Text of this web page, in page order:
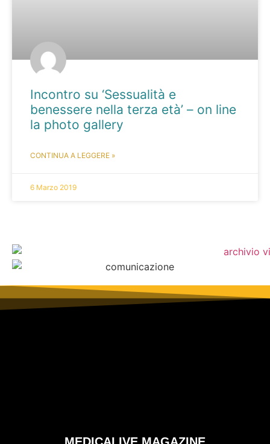
Incontro su ‘Sessualità e
benessere nella terza età’ – on line
la photo gallery
CONTINUA A LEGGERE »
6 Marzo 2019